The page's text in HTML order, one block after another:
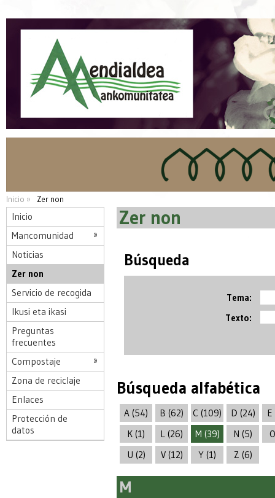
Inicio » Zer non
Inicio
Mancomunidad
Noticias
Zer non
Servicio de recogida
Ikusi eta ikasi
Preguntas
frecuentes
Compostaje
Zona de reciclaje
Enlaces
Protección de
datos
Zer non
Búsqueda
Tema:
Texto:
Búsqueda alfabética
A (54) B (62) C (109) D (24)
E
K (1)
L (26) M (39) N (5)
U (2)
V (12) Y (1) Z (6)
M